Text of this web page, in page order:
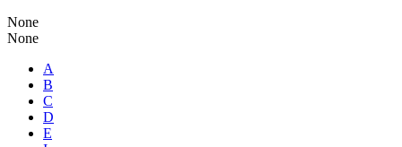
None
None
A
B
C
D
E